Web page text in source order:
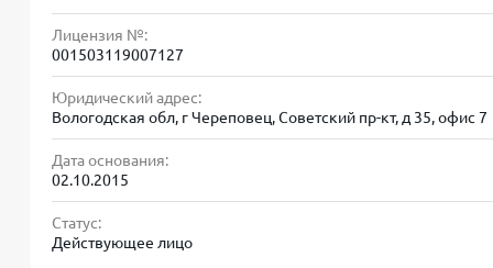
Процентная ставка
первый займ под 0%
начисления процентов. При этом
фактическое время пользования деньгами. В
переплату.
Лицензия №:
001503119007127
Юридический адрес:
Вологодская обл, г Череповец, Советский пр-кт, д 35, офис 7
Дата основания:
02.10.2015
Статус:
Действующее лицо